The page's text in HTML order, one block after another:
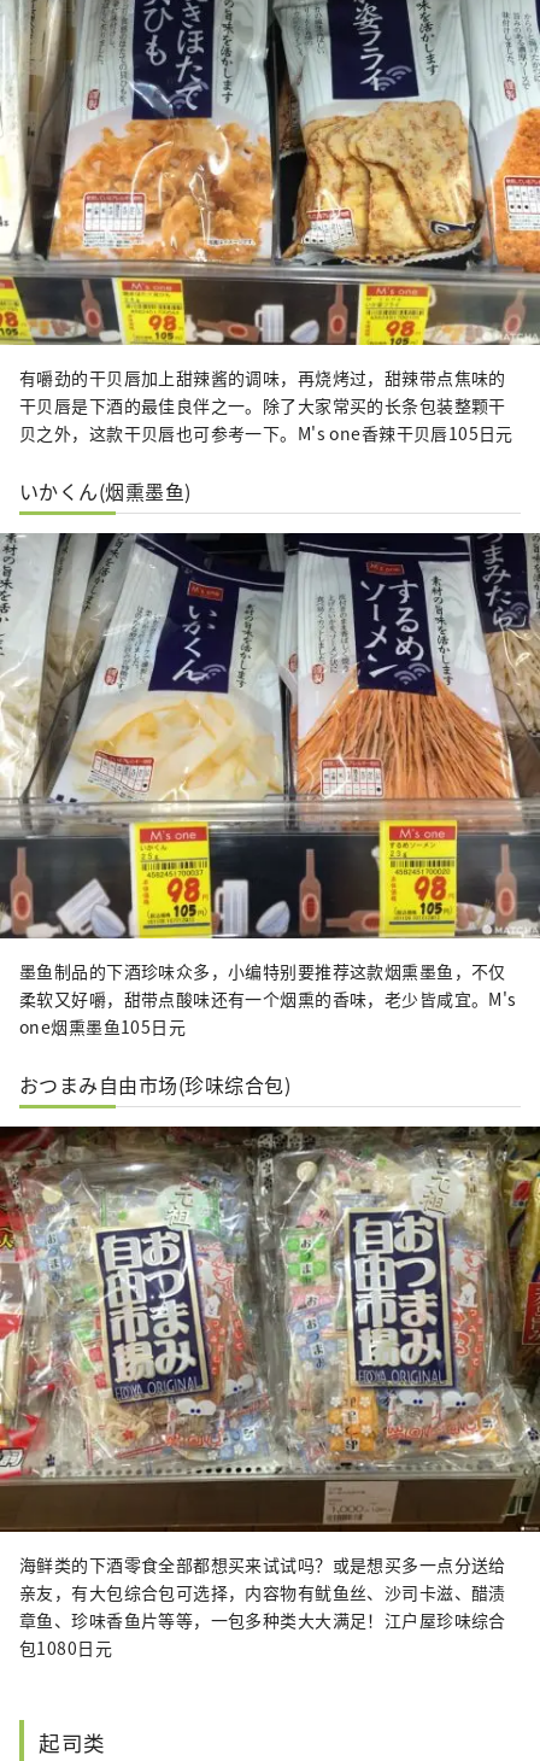
有嚼劲的干贝唇加上甜辣酱的调味，再烧烤过，甜辣带点焦味的
干贝唇是下酒的最佳良伴之一。除了大家常买的长条包装整颗干
贝之外，这款干贝唇也可参考一下。M's one香辣干贝唇105日元
いかくん(烟熏墨鱼)
墨鱼制品的下酒珍味众多，小编特别要推荐这款烟熏墨鱼，不仅
柔软又好嚼，甜带点酸味还有一个烟熏的香味，老少皆咸宜。M's
one烟熏墨鱼105日元
おつまみ自由市场(珍味综合包)
海鲜类的下酒零食全部都想买来试试吗？或是想买多一点分送给
亲友，有大包综合包可选择，内容物有鱿鱼丝、沙司卡滋、醋渍
章鱼、珍味香鱼片等等，一包多种类大大满足！江户屋珍味综合
包1080日元
起司类